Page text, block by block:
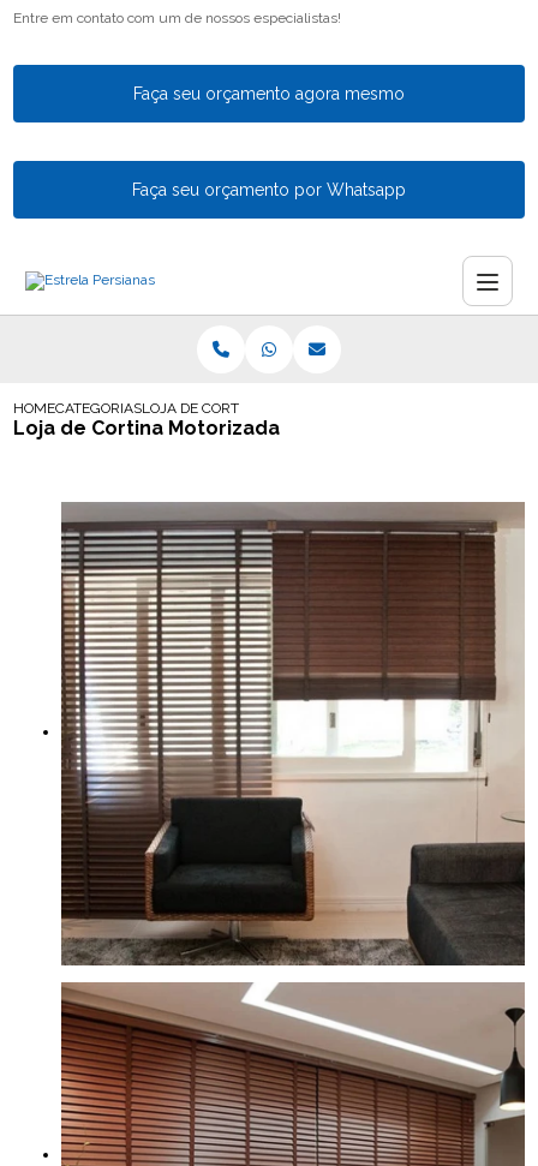
Entre em contato com um de nossos especialistas!
Faça seu orçamento agora mesmo
Faça seu orçamento por Whatsapp
HOMECATEGORIASLOJA DE CORTINA MOTORIZADA
Loja de Cortina Motorizada